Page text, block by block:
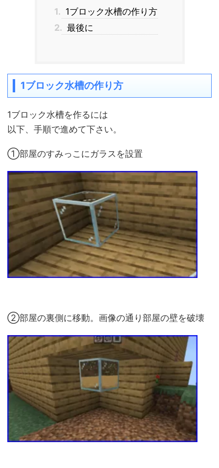
1. 1ブロック水槽の作り方
2. 最後に
1ブロック水槽の作り方
1ブロック水槽を作るには
以下、手順で進めて下さい。
①部屋のすみっこにガラスを設置
②部屋の裏側に移動。画像の通り部屋の壁を破壊